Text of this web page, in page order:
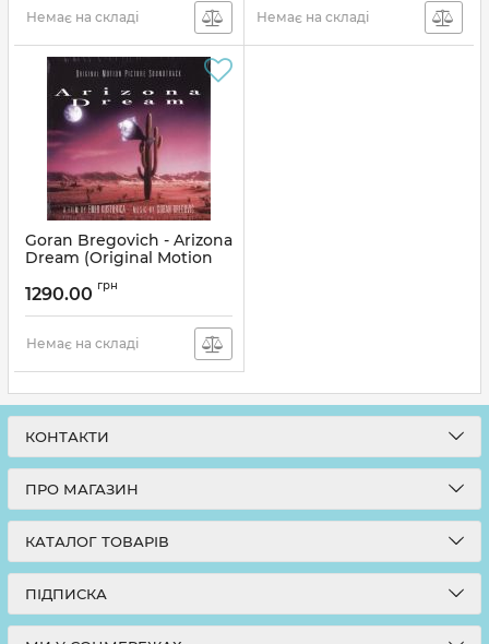
Немає на складі Немає на складі
Goran Bregovich - Arizona
Dream (Original Motion
(Vinyl)
Артикул: 136623
1290.00 грн
Немає на складі
КОНТАКТИ
ПРО МАГАЗИН
КАТАЛОГ ТОВАРІВ
ПІДПИСКА